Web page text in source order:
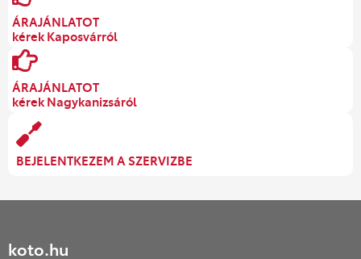
ÁRAJÁNLATOT
kérek Kaposvárról
ÁRAJÁNLATOT
kérek Nagykanizsáról
BEJELENTKEZEM A SZERVIZBE
koto.hu